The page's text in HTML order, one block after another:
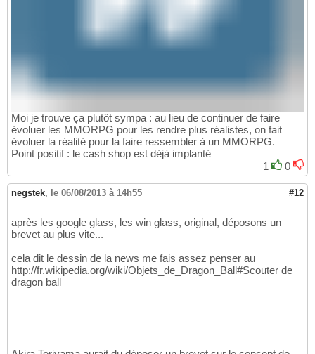
Moi je trouve ça plutôt sympa : au lieu de continuer de faire
évoluer les MMORPG pour les rendre plus réalistes, on fait
évoluer la réalité pour la faire ressembler à un MMORPG.
Point positif : le cash shop est déjà implanté
1
0
negstek, le 06/08/2013 à 14h55 #12
après les google glass, les win glass, original, déposons un
brevet au plus vite...
cela dit le dessin de la news me fais assez penser au
http://fr.wikipedia.org/wiki/Objets_de_Dragon_Ball#Scouter de
dragon ball